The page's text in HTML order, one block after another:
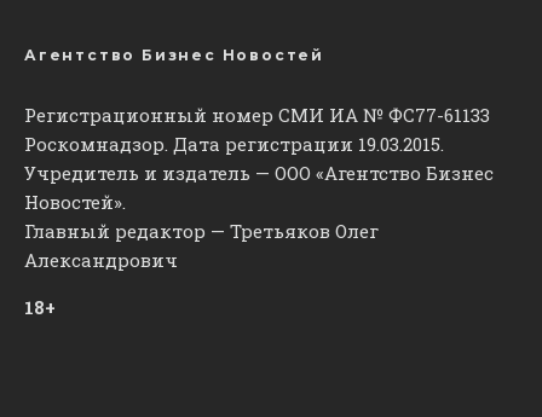
Агентство Бизнес Новостей
Регистрационный номер СМИ ИА № ФС77-61133
Роскомнадзор. Дата регистрации 19.03.2015.
Учредитель и издатель — ООО «Агентство Бизнес
Новостей».
Главный редактор — Третьяков Олег
Александрович
18+